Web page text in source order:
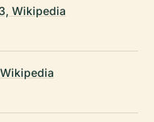
Wikipedia